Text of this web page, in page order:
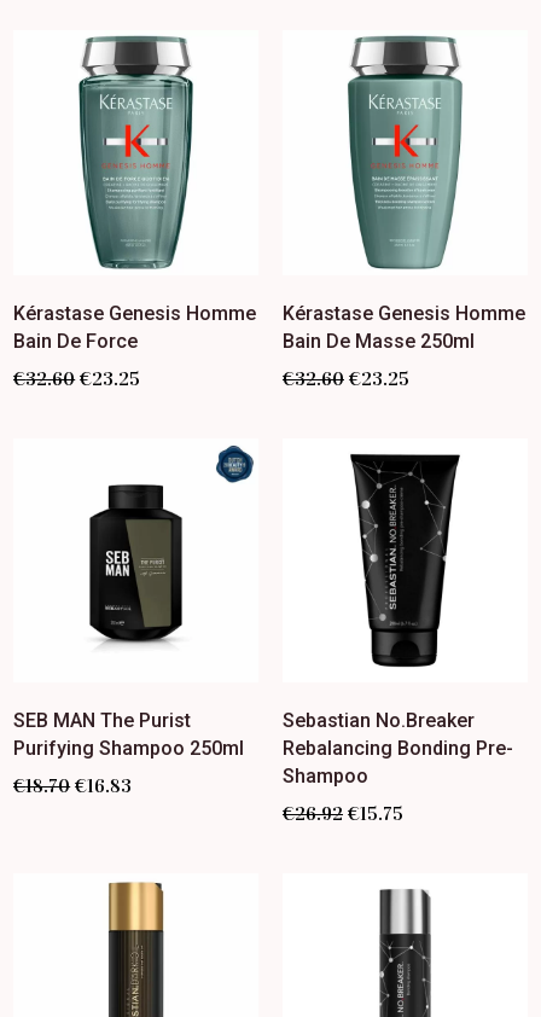
Kérastase Genesis Homme
Bain De Force
€32.60 €23.25
Kérastase Genesis Homme
Bain De Masse 250ml
€32.60 €23.25
SEB MAN The Purist
Purifying Shampoo 250ml
€18.70 €16.83
Sebastian No.Breaker
Rebalancing Bonding Pre-
Shampoo
€26.92 €15.75